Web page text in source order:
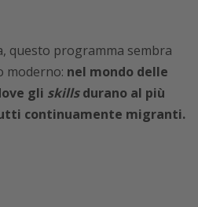
questo programma sembra
moderno: nel mondo delle
gli skillsdurano al più
continuamente migranti.